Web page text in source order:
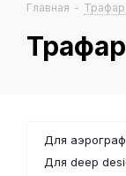
Главная -
Для
Для deep